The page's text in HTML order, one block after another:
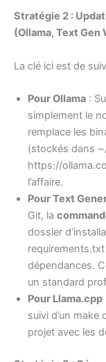
Stratégie 2 :
(Ollama, Text Gen
La clé ici est de
Pour Ollama :
simplement le
remplace les
(stockés dans
https://
l’affaire.
Pour Text
Git, la
dossier
dépendances.
un standard
Pour Llama.cpp
suivi d’un make
projet avec les